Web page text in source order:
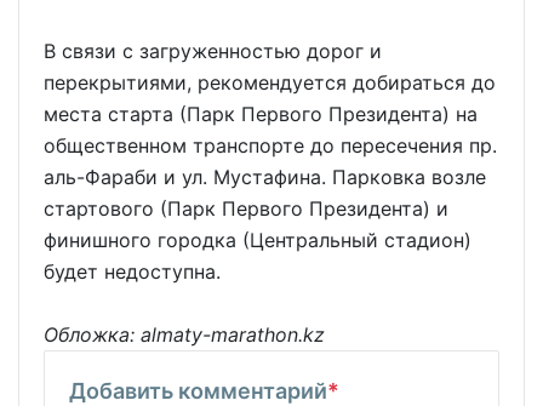
В связи с загруженностью дорог и
перекрытиями, рекомендуется добираться до
места старта (Парк Первого Президента) на
общественном транспорте до пересечения пр.
аль-Фараби и ул. Мустафина. Парковка возле
стартового (Парк Первого Президента) и
финишного городка (Центральный стадион)
будет недоступна.
Обложка: almaty-marathon.kz
Добавить комментарий*